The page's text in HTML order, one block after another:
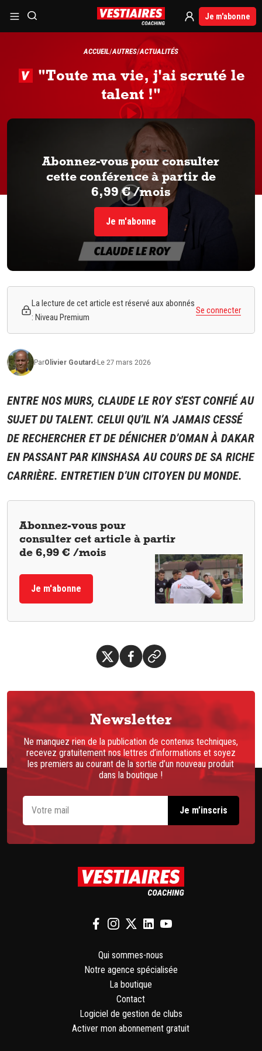
Je m'abonne
ACCUEIL AUTRES ACTUALITÉS
"Toute ma vie, j'ai scruté le
talent !"
Abonnez-vous pour consulter
cette conférence à partir de
6,99 € /mois
Je m'abonne
La lecture de cet article est réservé aux abonnés
: Niveau Premium
Se connecter
ParOlivier Goutard-Le 27 mars 2026
ENTRE NOS MURS, CLAUDE LE ROY S'EST CONFIÉ AU
SUJET DU TALENT. CELUI QU’IL N’A JAMAIS CESSÉ
DE RECHERCHER ET DE DÉNICHER D’OMAN À DAKAR
EN PASSANT PAR KINSHASA AU COURS DE SA RICHE
CARRIÈRE. ENTRETIEN D’UN CITOYEN DU MONDE.
Abonnez-vous pour
consulter cet article à partir
de 6,99 € /mois
Je m'abonne
Newsletter
Ne manquez rien de la publication de contenus techniques,
recevez gratuitement nos lettres d’informations et soyez
les premiers au courant de la sortie d’un nouveau produit
dans la boutique !
Qui sommes-nous
Notre agence spécialisée
La boutique
Contact
Logiciel de gestion de clubs
Activer mon abonnement gratuit